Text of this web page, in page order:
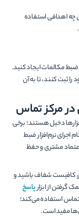
اهدافی استفاده
مکالمات ایجاد کنید.
ثبت کنند، تا به آن
مرکز تماس
دخیل هستند؛ برخی
اجرای نرم‌افزار ضبط
مشتری و حفظ
، کافی­ست شفاف باشید و
از ابزارپاسخ
تماس استفاده می­‌کند؛
مفید است.